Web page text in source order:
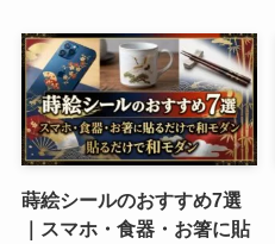
蒔絵シールのおすすめ7選
｜スマホ・食器・お箸に貼